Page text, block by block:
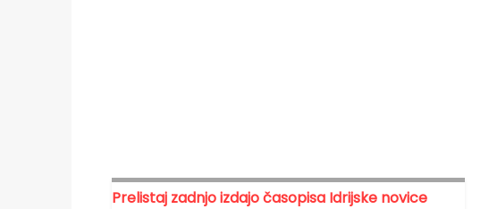
Prelistaj zadnjo izdajo časopisa Idrijske novice